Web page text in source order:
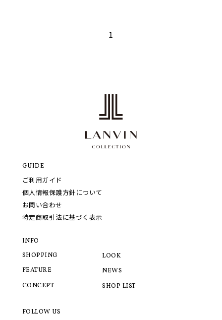
1
GUIDE
ご利用ガイド
個人情報保護方針について
お問い合わせ
特定商取引法に基づく表示
INFO
SHOPPING
FEATURE
CONCEPT
LOOK
NEWS
SHOP LIST
FOLLOW US